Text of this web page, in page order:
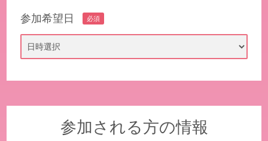
参加希望日 必須
参加される方の情報